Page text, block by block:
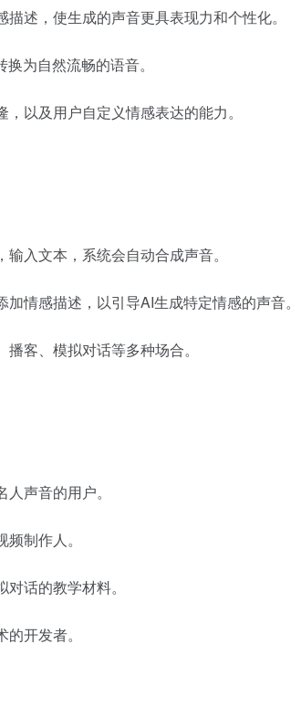
述，使生成的声音更具表现力和个性化。
为自然流畅的语音。
以及用户自定义情感表达的能力。
入文本，系统会自动合成声音。
情感描述，以引导AI生成特定情感的声音。
客、模拟对话等多种场合。
声音的用户。
制作人。
话的教学材料。
开发者。